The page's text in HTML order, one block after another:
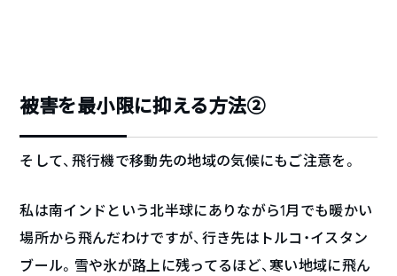
被害を最小限に抑える方法②
そして、飛行機で移動先の地域の気候にもご注意を。
私は南インドという北半球にありながら1月でも暖かい
場所から飛んだわけですが、行き先はトルコ・イスタン
ブール。雪や氷が路上に残ってるほど、寒い地域に飛ん